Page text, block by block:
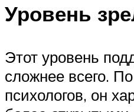
Уровень
Этот уровень
сложнее всего.
психологов, он